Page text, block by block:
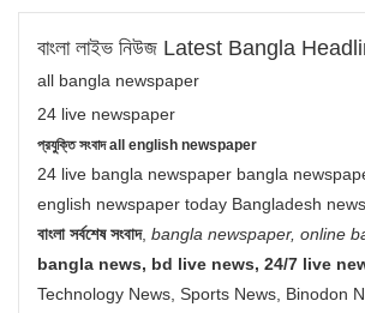
বাংলা লাইভ নিউজ Latest Bangla
all bangla newspaper
24 live newspaper
প্রযুক্তি সংবাদ all english newspaper
24 live bangla newspaper bangla
english newspaper today Bangladesh
বাংলা সর্বশেষ সংবাদ, bangla newspaper, online
bangla news, bd live news, 24/7 live
Technology News, Sports News, Binodon